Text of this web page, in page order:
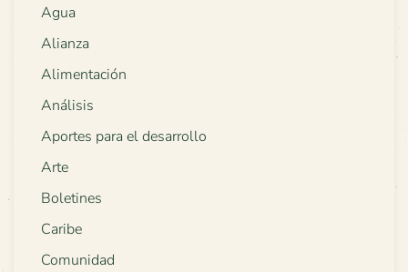
Agua
Alianza
Alimentación
Análisis
Aportes para el desarrollo
Arte
Boletines
Caribe
Comunidad